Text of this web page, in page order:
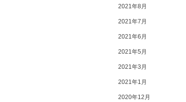
2021年8月
2021年7月
2021年6月
2021年5月
2021年3月
2021年1月
2020年12月